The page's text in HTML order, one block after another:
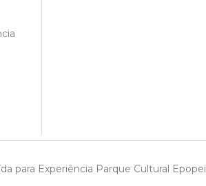
para Experiência Parque Cultural